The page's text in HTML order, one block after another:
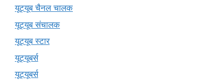
यूट्यूब चैनल चालक
यूट्यूब संचालक
यूट्यूब स्टार
यूट्यूबर्स
यूट्‍यूबर्स